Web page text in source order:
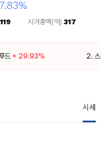
7.83%
시가총액(억) 317
드 + 29.93% 2.
시세